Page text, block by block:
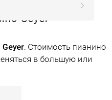
Geyer
. Стоимость пианино
в большую или